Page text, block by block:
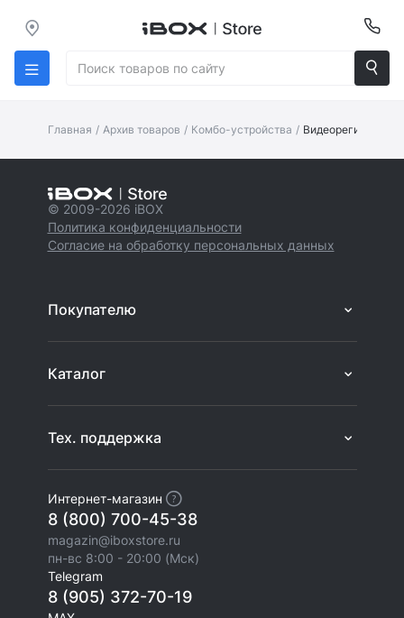
Главная / Архив товаров / Комбо-устройства /
© 2009-2026 iBOX
Политика конфиденциальности
Согласие на обработку персональных данных
Покупателю
Каталог
Тех. поддержка
Интернет-магазин
8 (800) 700-45-38
magazin@iboxstore.ru
пн-вс 8:00 - 20:00 (Мск)
Telegram
8 (905) 372-70-19